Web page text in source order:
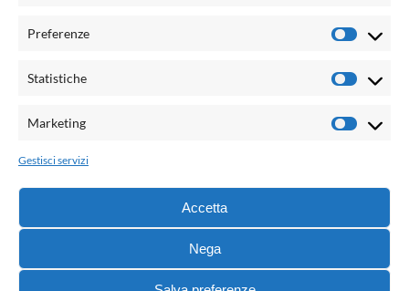
Preferenze
Statistiche
Marketing
Gestisci servizi
Accetta
Nega
email:
Grafica e web:Salvatore Leto
© 2021 - G.B. Palumbo & C. Editore S.p.A. - Tutti i diritti